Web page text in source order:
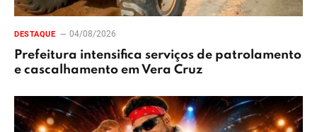
DESTAQUE 04/08/2026
Prefeitura intensifica serviços de patrolamento
e cascalhamento em Vera Cruz